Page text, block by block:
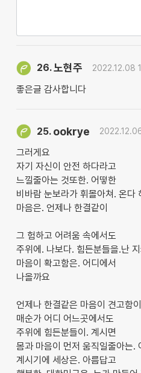
26.노현주 2022.12.08
좋은글 감사합니다
25. ookrye
그러게요
자기 자신이 안전 하다라고
느낄줄아는 것또한. 어떻한
비바람 눈보라가 휘몰아쳐. 온다
마음은. 언제나 한결같이
그 험하고 어려움 속에서도
주위에. 나보다. 힘든분들을.난
마음이 확고함은. 어디에서
나올까요
언제나 한결같은 마음이 견고함
매순가 어디 어느곳에서도
주위에 힘든분들이. 계시면
몸과 마음이 먼저 움직일줄아는.
계시기에 세상은. 아름답고